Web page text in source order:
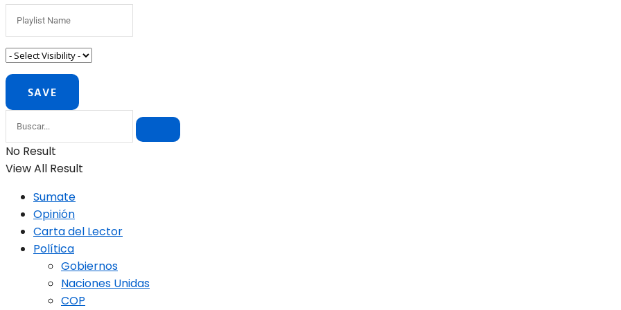
No Result
View All Result
Sumate
Opinión
Carta del Lector
Política
Gobiernos
Naciones Unidas
COP